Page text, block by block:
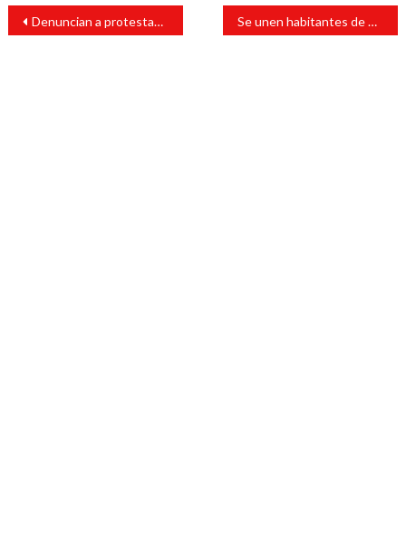
Navegación
entradas
Denuncian a protestantes de Santiago Tuxtla por sedición Se unen habitantes de Santiago Tuxtla a la toma del Congreso de Veracruz